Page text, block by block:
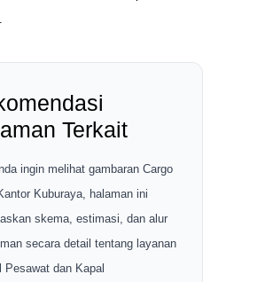
Terkait
ingin melihat gambaran Cargo
Kuburaya, halaman ini
skema, estimasi, dan alur
secara detail tentang layanan
Pesawat dan Kapal